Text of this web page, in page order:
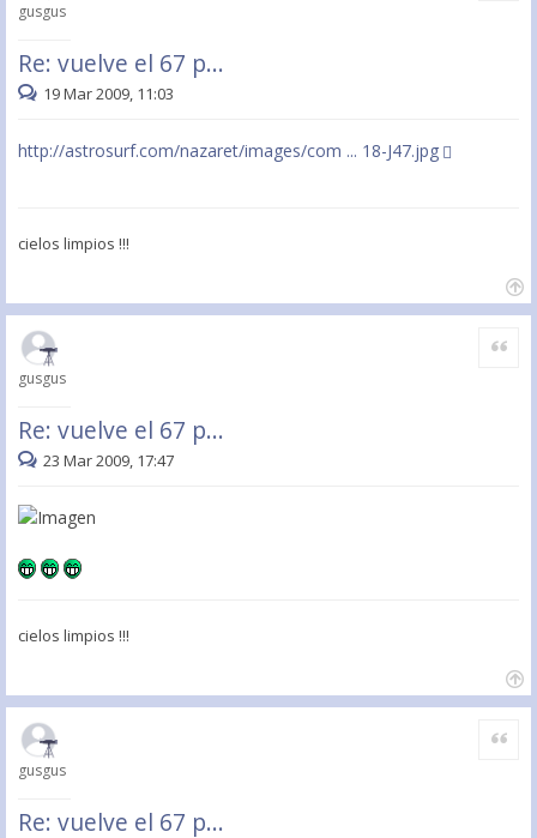
gusgus
Re: vuelve el 67 p...
19 Mar 2009, 11:03
http://astrosurf.com/nazaret/images/com ... 18-J47.jpg
cielos limpios !!!
gusgus
Re: vuelve el 67 p...
Citar
23 Mar 2009, 17:47
cielos limpios !!!
gusgus
Re: vuelve el 67 p...
Citar